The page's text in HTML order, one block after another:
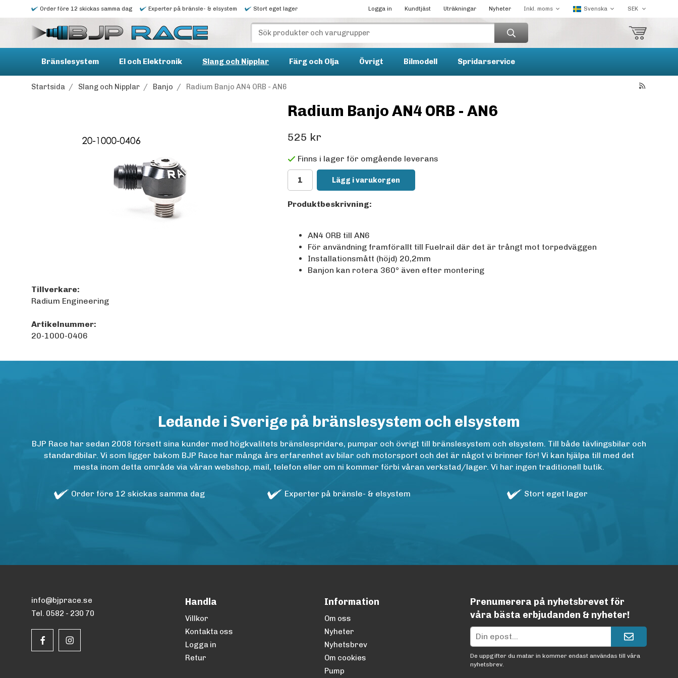
Order före 12 skickas samma dag Experter på bränsle- & elsystem Stort eget lager Logga in Kundtjäst Uträkningar Nyheter
Bränslesystem El och Elektronik Slang och Nipplar Färg och Olja Övrigt Bilmodell Spridarservice
Startsida / Slang och Nipplar / Banjo / Radium Banjo AN4 ORB - AN6
Radium Banjo AN4 ORB - AN6
525 kr
Finns i lager för omgående leverans
Lägg i varukorgen
Produktbeskrivning:
AN4 ORB till AN6
För användning framförallt till Fuelrail där det är trångt mot torpedväggen
Installationsmått (höjd) 20,2mm
Banjon kan rotera 360° även efter montering
Tillverkare:
Radium Engineering
Artikelnummer:
20-1000-0406
Ledande i Sverige på bränslesystem och elsystem
BJP Race har sedan 2008 försett sina kunder med högkvalitets bränslespridare, pumpar och övrigt till bränslesystem och elsystem. Till både tävlingsbilar och
standardbilar. Vi som ligger bakom BJP Race har många års erfarenhet av bilar och motorsport och det är något vi brinner för! Vi kan hjälpa till med det
mesta inom detta område via våran webshop, mail, telefon eller om ni kommer förbi våran verkstad/lager. Vi har ingen traditionell butik.
Order före 12 skickas samma dag Experter på bränsle- & elsystem Stort eget lager
info@bjprace.se
Tel. 0582 - 230 70
Handla
Villkor
Kontakta oss
Logga in
Retur
Information
Om oss
Nyheter
Nyhetsbrev
Om cookies
Pump
Prenumerera på nyhetsbrevet för
våra bästa erbjudanden & nyheter!
De uppgifter du matar in kommer endast användas till våra
nyhetsbrev.